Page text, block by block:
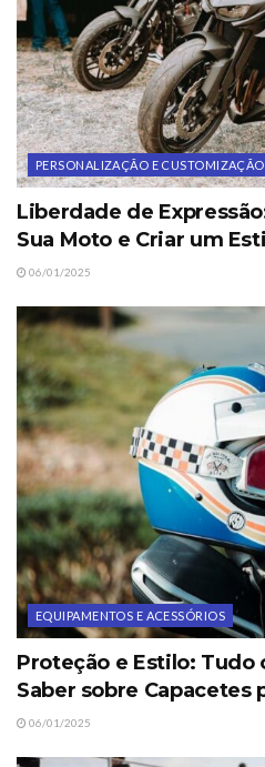
PERSONALIZAÇÃO E CUSTOMIZAÇÃO
Liberdade de
Sua Moto e Criar um
06/01/2025
EQUIPAMENTOS E ACESSÓRIOS
Proteção e Estilo: Tudo
Saber sobre Capacetes
06/01/2025